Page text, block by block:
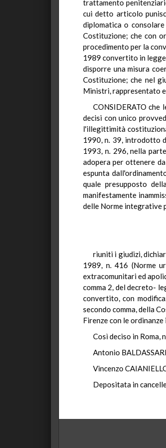
trattamento
cui detto articolo
diplomatica o
Costituzione; che con
procedimento per la
1989 convertito in
disporre una misura
Costituzione; che nel
Ministri, rappresentato
CONSIDERATO
decisi con unico
l'illegittimità
1990, n. 39, introdotto
1993, n. 296, nella
adopera per ottenere
espunta
quale presupposto
manifestamente
delle Norme integrative
riuniti i giudizi,
1989, n. 416 (Norme
extracomunitari ed
comma 2, del decreto-
convertito, con
secondo comma, della
Firenze con le
Così deciso in
Antonio
Vincenzo
Depositata in